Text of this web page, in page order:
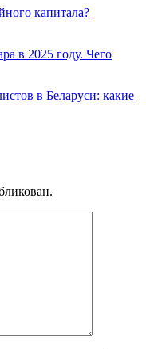
капитала?
в 2025 году. Чего
в Беларуси: какие